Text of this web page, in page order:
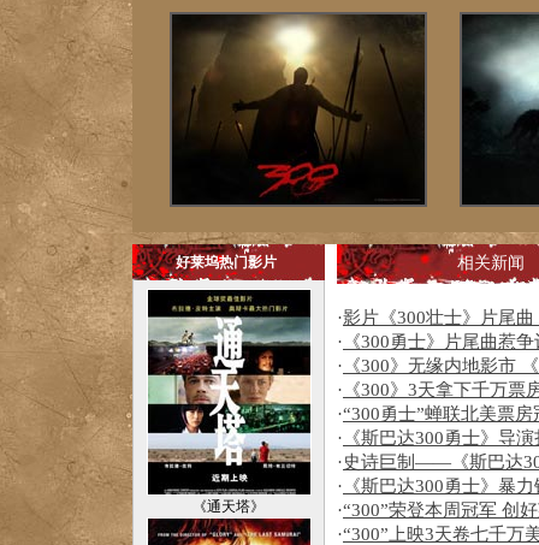
好莱坞热门影片
《通天塔》
相关新闻
·影片《300壮士》片尾
· 《300勇士》片尾曲惹
· 《300》无缘内地影市
· 《300》3天拿下千万票
·“300勇士”蝉联北美票
· 《斯巴达300勇士》导
·史诗巨制——《斯巴达
· 《斯巴达300勇士》暴
·“300”荣登本周冠军 创
·“300”上映3天卷七千万